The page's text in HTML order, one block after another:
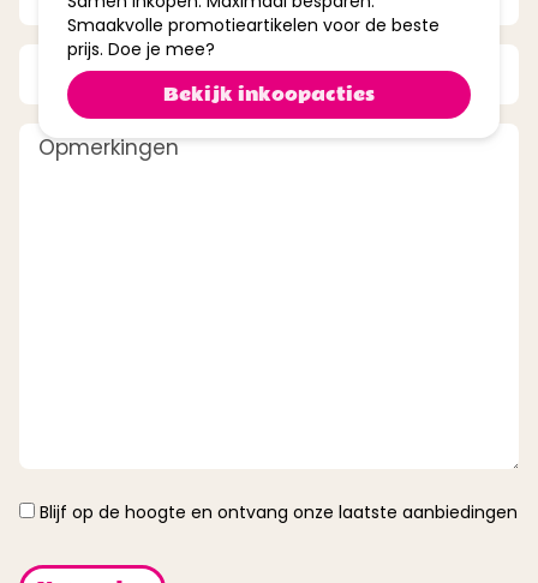
Telefoonnummer
Opmerkingen
Instemming
Blijf op de hoogte en ontvang onze laatste aanbiedingen
Smaakvolle promotieartikelen voor de beste
prijs. Doe je mee?
Bekijk inkoopacties